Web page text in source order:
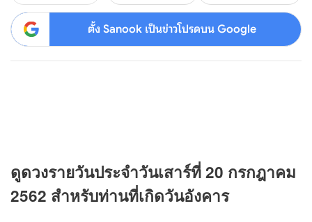
ตั้ง Sanook เป็นข่าวโปรดบน Google
ดูดวงรายวันประจำวันเสาร์ที่ 20 กรกฎาคม
2562 สำหรับท่านที่เกิดวันอังคาร